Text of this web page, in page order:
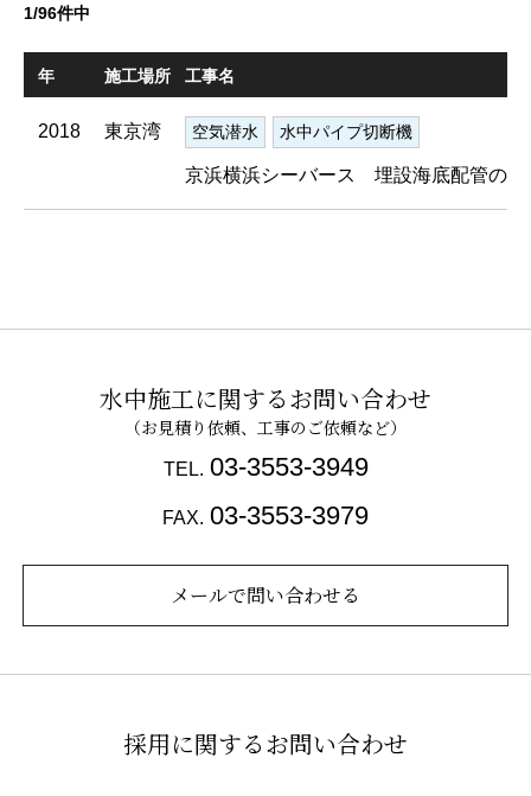
1/96件中
年 施工場所 工事名
2018 東京湾 空気潜水 水中パイプ切断機
京浜横浜シーバース 埋設海底配管の撤
水中施工に関するお問い合わせ
TEL. 03-3553-3949
FAX. 03-3553-3979
メールで問い合わせる
採用に関するお問い合わせ